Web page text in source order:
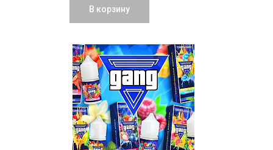
В корзину